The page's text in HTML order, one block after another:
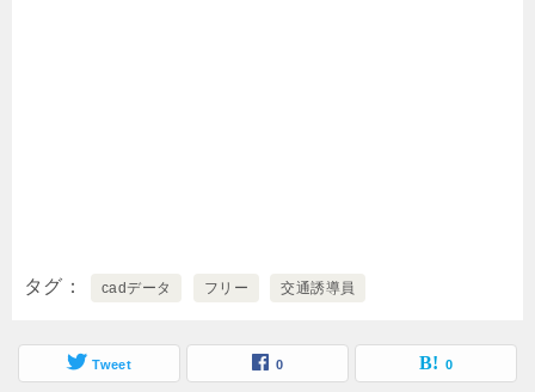
タグ cadデータ フリー 交通誘導員
Tweet 0 0